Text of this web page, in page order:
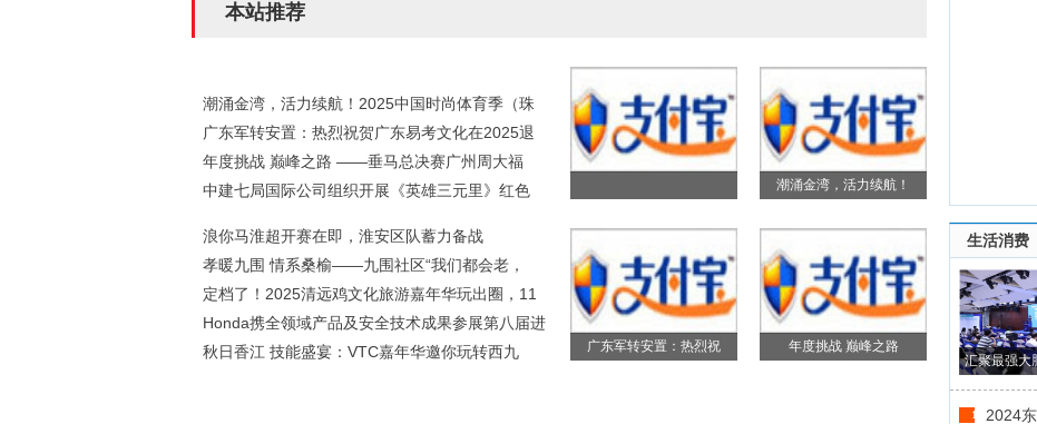
本站推荐
潮涌金湾，活力续航！2025中国时尚体育季（珠
广东军转安置：热烈祝贺广东易考文化在2025退
年度挑战 巅峰之路 ——垂马总决赛广州周大福
中建七局国际公司组织开展《英雄三元里》红色
浪你马淮超开赛在即，淮安区队蓄力备战
孝暖九围 情系桑榆——九围社区“我们都会老，
定档了！2025清远鸡文化旅游嘉年华玩出圈，11
Honda携全领域产品及安全技术成果参展第八届进
秋日香江 技能盛宴：VTC嘉年华邀你玩转西九
潮涌金湾，活力续航！
广东军转安置：热烈祝 年度挑战 巅峰之路
生活消费
汇聚最强大
能，
1 2024